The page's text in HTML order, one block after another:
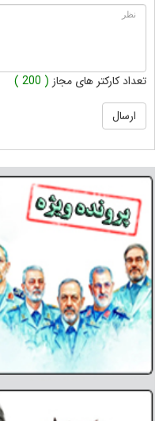
تعداد کارکتر های مجاز ( 200 )